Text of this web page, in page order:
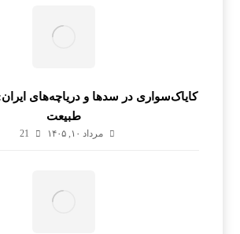
کایاک‌سواری در سدها و دریاچه‌های
طبیعت
مرداد ۱۰, ۱۴۰۵ 21